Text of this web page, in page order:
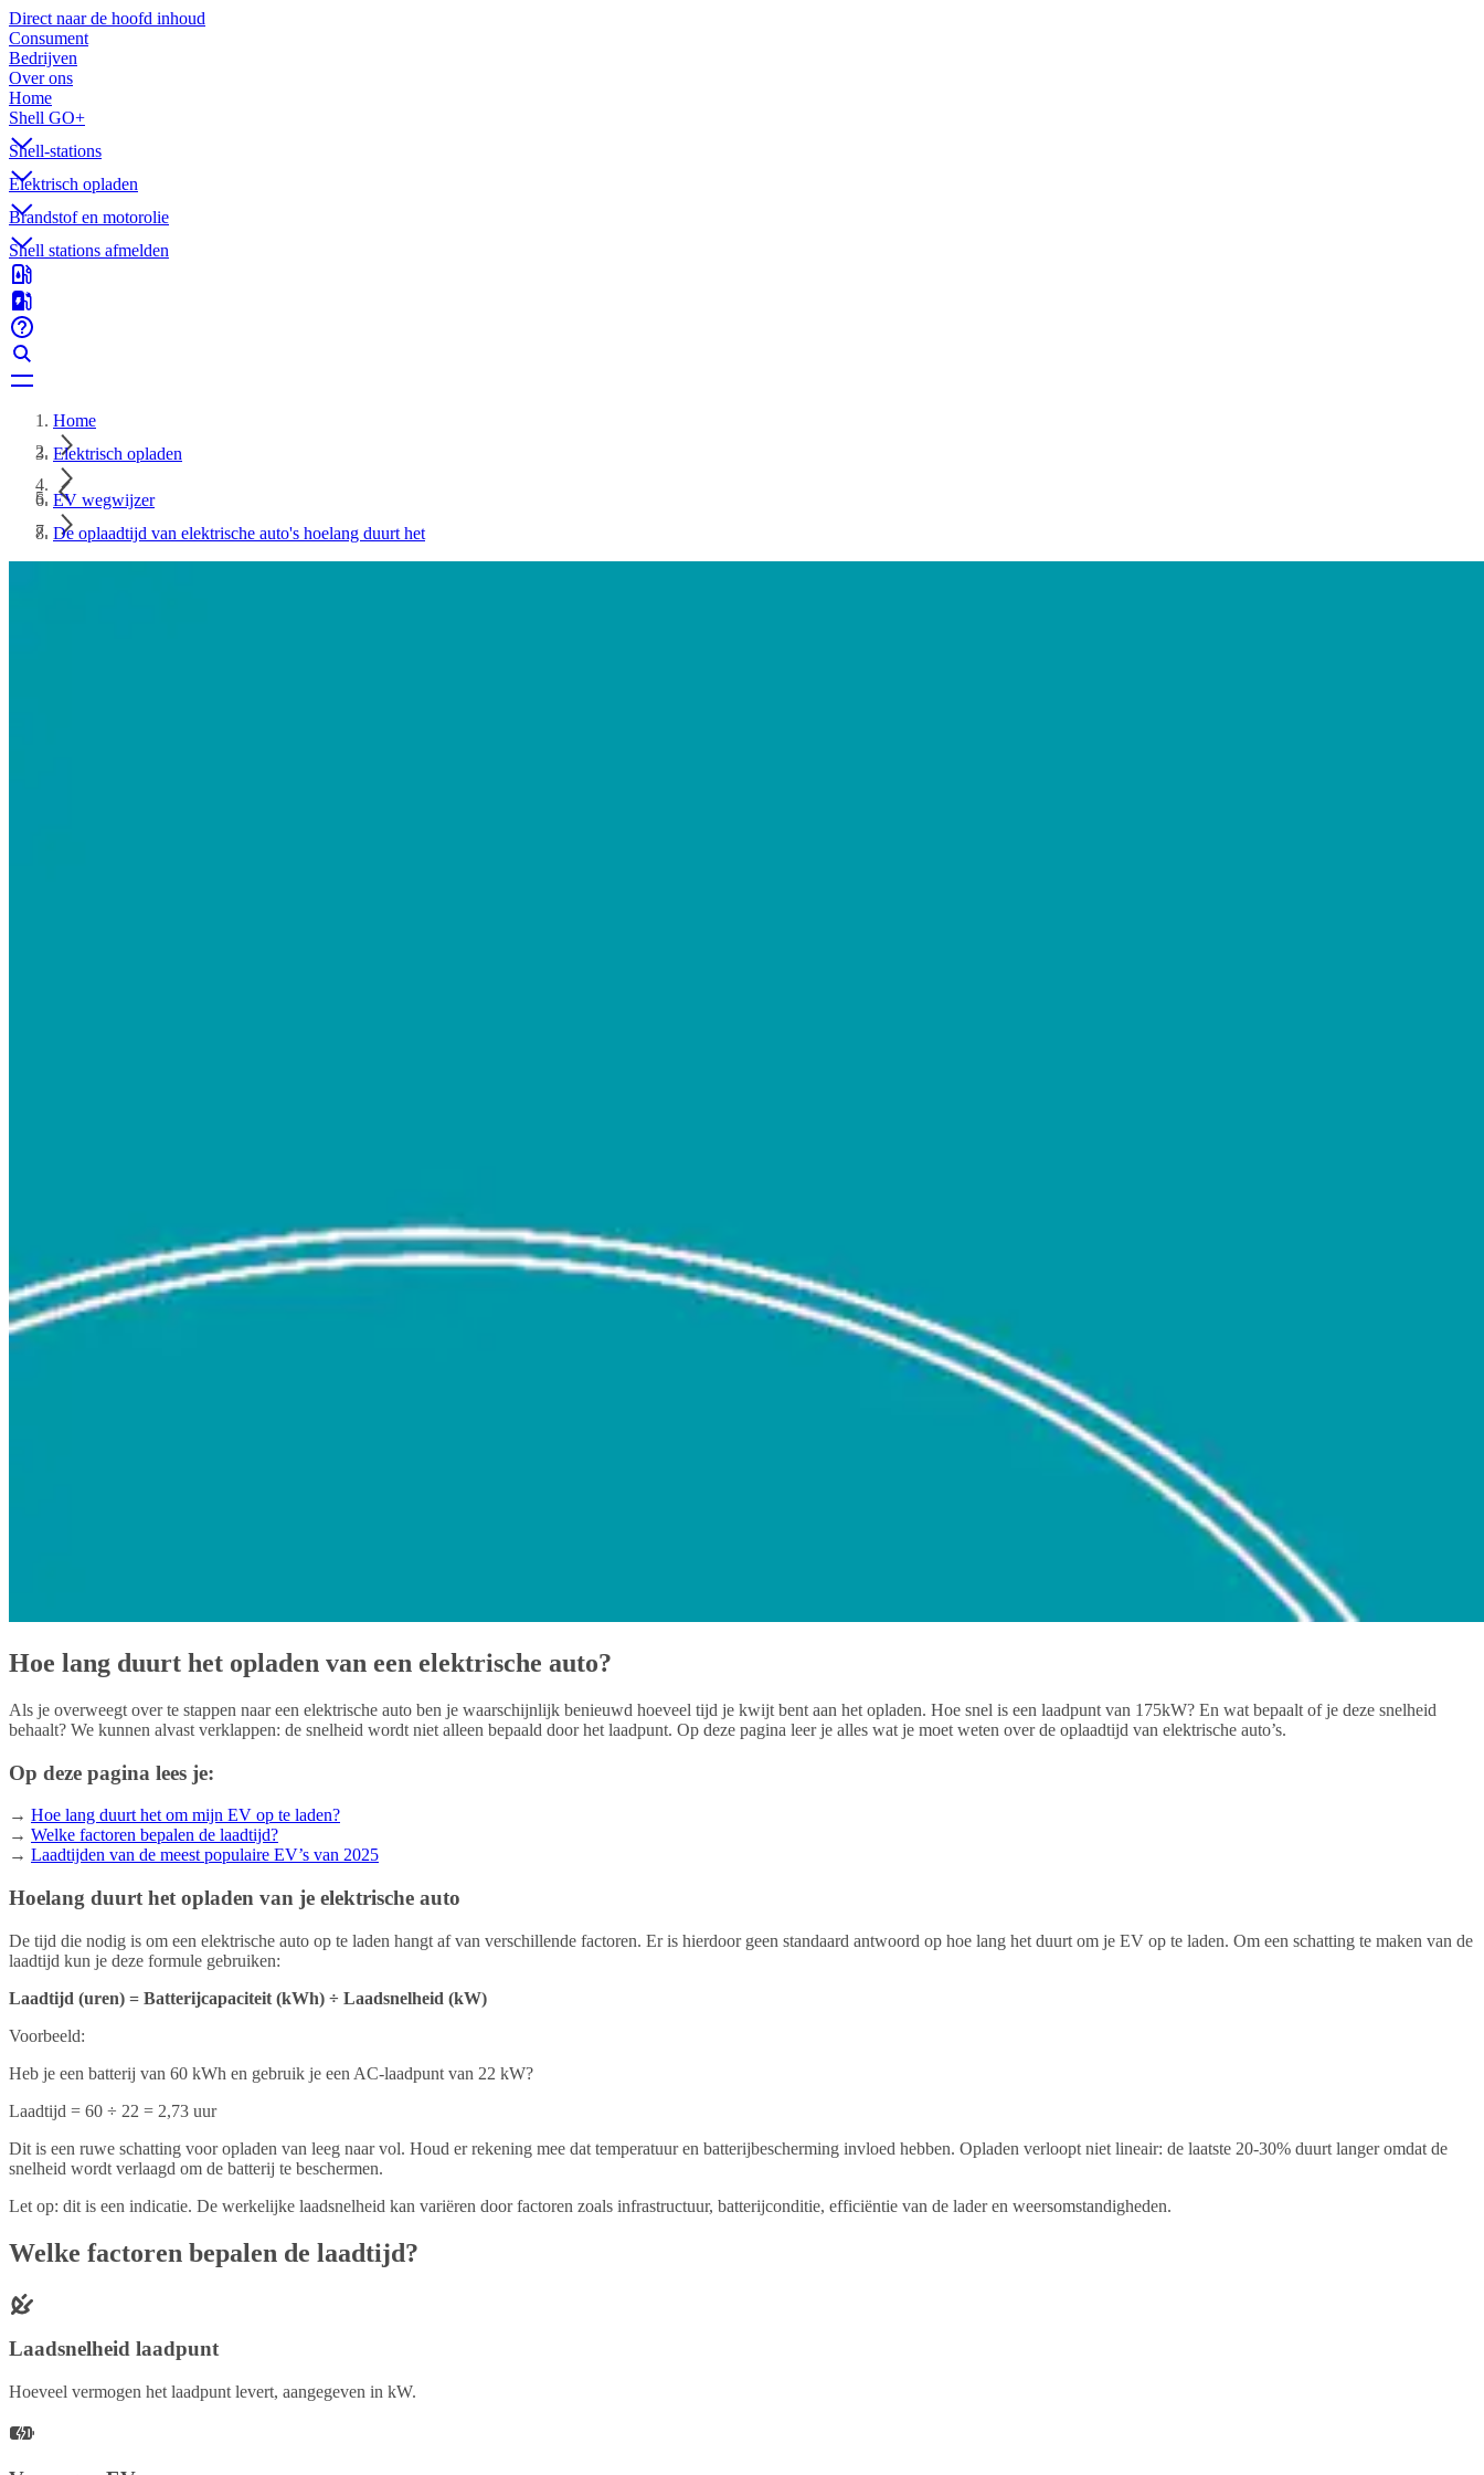
Direct naar de hoofd inhoud
Consument
Bedrijven
Over ons
Home
Shell GO+
Shell-stations
Elektrisch opladen
Brandstof en motorolie
Shell stations afmelden
Home
Elektrisch opladen
EV wegwijzer
De oplaadtijd van elektrische auto's hoelang duurt het
Hoe lang duurt het opladen van een elektrische auto?
Als je overweegt over te stappen naar een elektrische auto ben je waarschijnlijk benieuwd hoeveel tijd je kwijt bent aan het opladen. Hoe snel is een laadpunt van 175kW? En wat bepaalt of je deze snelheid
behaalt? We kunnen alvast verklappen: de snelheid wordt niet alleen bepaald door het laadpunt. Op deze pagina leer je alles wat je moet weten over de oplaadtijd van elektrische auto’s.
Op deze pagina lees je:
→ Hoe lang duurt het om mijn EV op te laden?
→ Welke factoren bepalen de laadtijd?
→ Laadtijden van de meest populaire EV’s van 2025
Hoelang duurt het opladen van je elektrische auto
De tijd die nodig is om een elektrische auto op te laden hangt af van verschillende factoren. Er is hierdoor geen standaard antwoord op hoe lang het duurt om je EV op te laden. Om een schatting te maken van de
laadtijd kun je deze formule gebruiken:
Laadtijd (uren) = Batterijcapaciteit (kWh) ÷ Laadsnelheid (kW)
Voorbeeld:
Heb je een batterij van 60 kWh en gebruik je een AC-laadpunt van 22 kW?
Laadtijd = 60 ÷ 22 = 2,73 uur
Dit is een ruwe schatting voor opladen van leeg naar vol. Houd er rekening mee dat temperatuur en batterijbescherming invloed hebben. Opladen verloopt niet lineair: de laatste 20-30% duurt langer omdat de
snelheid wordt verlaagd om de batterij te beschermen.
Let op: dit is een indicatie. De werkelijke laadsnelheid kan variëren door factoren zoals infrastructuur, batterijconditie, efficiëntie van de lader en weersomstandigheden.
Welke factoren bepalen de laadtijd?
Laadsnelheid laadpunt
Hoeveel vermogen het laadpunt levert, aangegeven in kW.